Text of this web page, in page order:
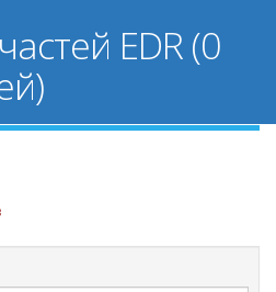
EDR (0